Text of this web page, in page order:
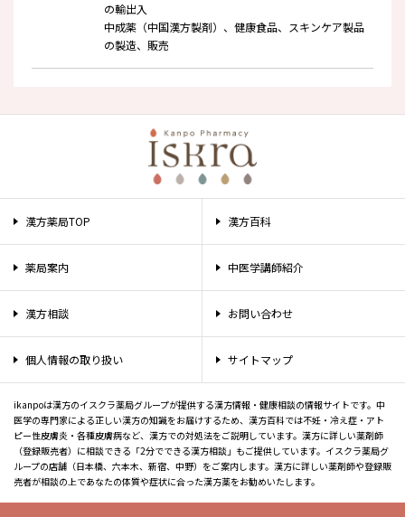
の輸出入
中成薬（中国漢方製剤）、健康食品、スキンケア製品
の製造、販売
漢方薬局TOP 漢方百科
薬局案内 中医学講師紹介
漢方相談 お問い合わせ
個人情報の取り扱い サイトマップ
ikanpoは漢方のイスクラ薬局グループが提供する漢方情報・健康相談の情報サイトです。中
医学の専門家による正しい漢方の知識をお届けするため、漢方百科では不妊・冷え症・アト
ピー性皮膚炎・各種皮膚病など、漢方での対処法をご説明しています。漢方に詳しい薬剤師
（登録販売者）に相談できる「2分でできる漢方相談」もご提供しています。イスクラ薬局グ
ループの店舗（日本橋、六本木、新宿、中野）をご案内します。漢方に詳しい薬剤師や登録販
売者が相談の上であなたの体質や症状に合った漢方薬をお勧めいたします。